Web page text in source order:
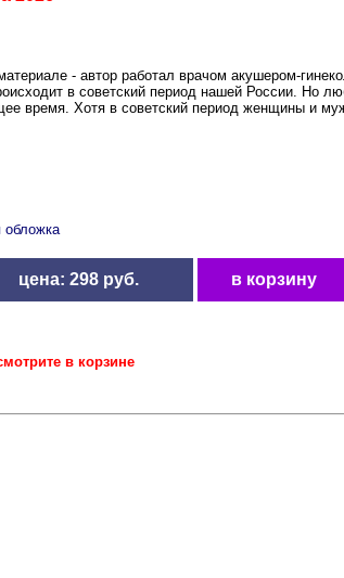
- автор работал врачом акушером-
в советский период нашей России. Но
время. Хотя в советский период женщины и
обложка
цена: 298 руб. в корзину
в корзине